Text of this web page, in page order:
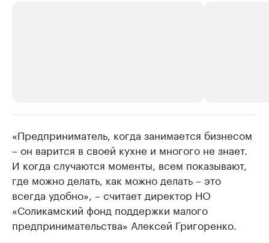
Крупнейшие производители и
продавцы медийной продукции
Ознакомьтесь с информацией в каталоге
РБК Компании
Страховые
Посмотрите в
«Предприниматель, когда занимается бизнесом
– он варится в своей кухне и многого не знает.
И когда случаются моменты, всем показывают,
где можно делать, как можно делать – это
всегда удобно», – считает директор НО
«Соликамский фонд поддержки малого
предпринимательства» Алексей Григоренко.